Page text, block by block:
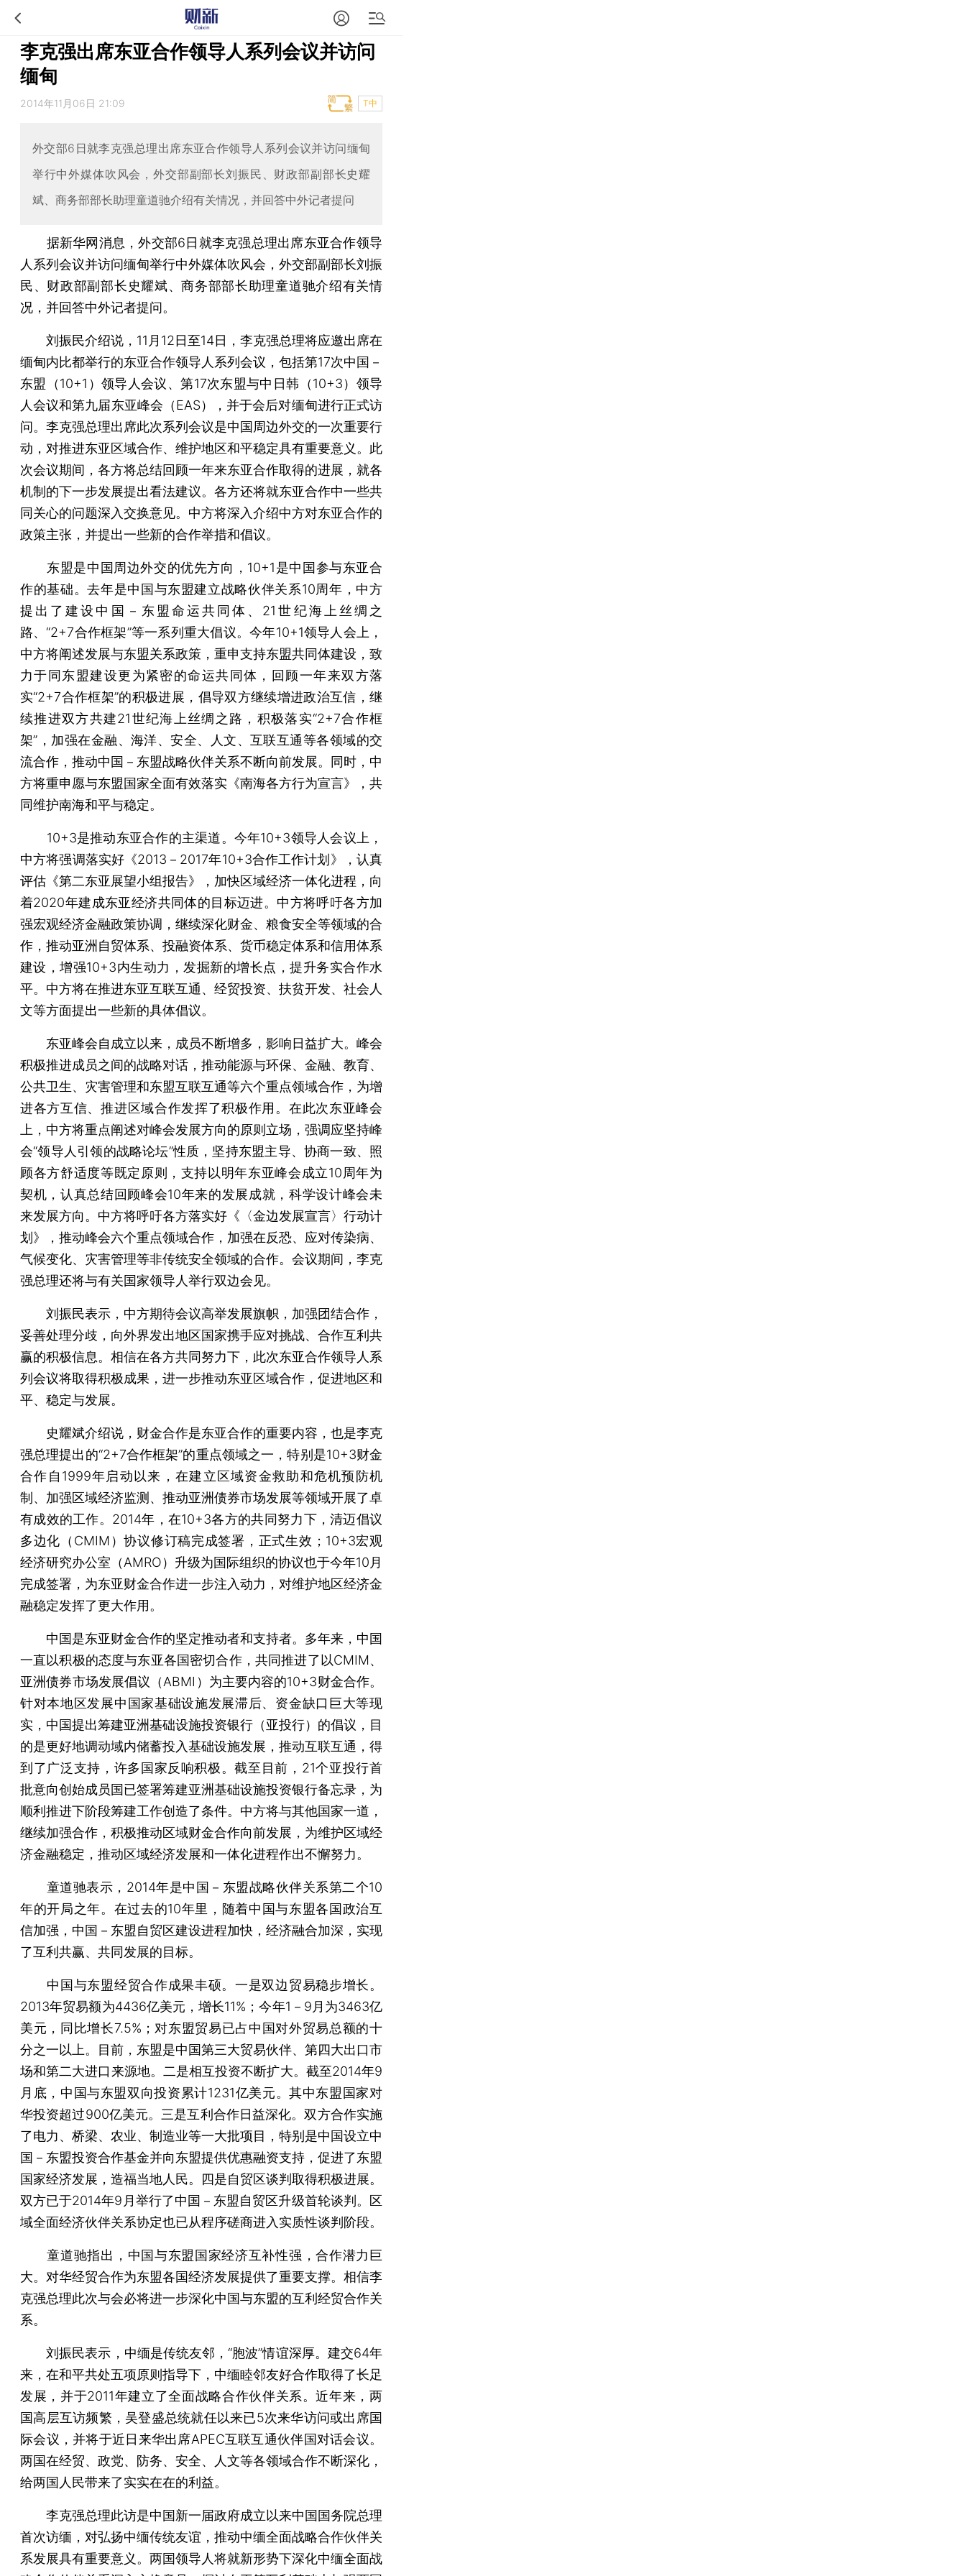
李克强出席东亚合作领导人系列会议并访问
缅甸
2014年11月06日 21:09 T中
外交部6日就李克强总理出席东亚合作领导人系列会议并访问缅甸
举行中外媒体吹风会，外交部副部长刘振民、财政部副部长史耀
斌、商务部部长助理童道驰介绍有关情况，并回答中外记者提问
据新华网消息，外交部6日就李克强总理出席东亚合作领导
人系列会议并访问缅甸举行中外媒体吹风会，外交部副部长刘振
民、财政部副部长史耀斌、商务部部长助理童道驰介绍有关情
况，并回答中外记者提问。
刘振民介绍说，11月12日至14日，李克强总理将应邀出席在
缅甸内比都举行的东亚合作领导人系列会议，包括第17次中国－
东盟（10+1）领导人会议、第17次东盟与中日韩（10+3）领导
人会议和第九届东亚峰会（EAS），并于会后对缅甸进行正式访
问。李克强总理出席此次系列会议是中国周边外交的一次重要行
动，对推进东亚区域合作、维护地区和平稳定具有重要意义。此
次会议期间，各方将总结回顾一年来东亚合作取得的进展，就各
机制的下一步发展提出看法建议。各方还将就东亚合作中一些共
同关心的问题深入交换意见。中方将深入介绍中方对东亚合作的
政策主张，并提出一些新的合作举措和倡议。
东盟是中国周边外交的优先方向，10+1是中国参与东亚合
作的基础。去年是中国与东盟建立战略伙伴关系10周年，中方
提出了建设中国－东盟命运共同体、21世纪海上丝绸之
路、“2+7合作框架”等一系列重大倡议。今年10+1领导人会上，
中方将阐述发展与东盟关系政策，重申支持东盟共同体建设，致
力于同东盟建设更为紧密的命运共同体，回顾一年来双方落
实“2+7合作框架”的积极进展，倡导双方继续增进政治互信，继
续推进双方共建21世纪海上丝绸之路，积极落实“2+7合作框
架”，加强在金融、海洋、安全、人文、互联互通等各领域的交
流合作，推动中国－东盟战略伙伴关系不断向前发展。同时，中
方将重申愿与东盟国家全面有效落实《南海各方行为宣言》，共
同维护南海和平与稳定。
10+3是推动东亚合作的主渠道。今年10+3领导人会议上，
中方将强调落实好《2013－2017年10+3合作工作计划》，认真
评估《第二东亚展望小组报告》，加快区域经济一体化进程，向
着2020年建成东亚经济共同体的目标迈进。中方将呼吁各方加
强宏观经济金融政策协调，继续深化财金、粮食安全等领域的合
作，推动亚洲自贸体系、投融资体系、货币稳定体系和信用体系
建设，增强10+3内生动力，发掘新的增长点，提升务实合作水
平。中方将在推进东亚互联互通、经贸投资、扶贫开发、社会人
文等方面提出一些新的具体倡议。
东亚峰会自成立以来，成员不断增多，影响日益扩大。峰会
积极推进成员之间的战略对话，推动能源与环保、金融、教育、
公共卫生、灾害管理和东盟互联互通等六个重点领域合作，为增
进各方互信、推进区域合作发挥了积极作用。在此次东亚峰会
上，中方将重点阐述对峰会发展方向的原则立场，强调应坚持峰
会“领导人引领的战略论坛”性质，坚持东盟主导、协商一致、照
顾各方舒适度等既定原则，支持以明年东亚峰会成立10周年为
契机，认真总结回顾峰会10年来的发展成就，科学设计峰会未
来发展方向。中方将呼吁各方落实好《〈金边发展宣言〉行动计
划》，推动峰会六个重点领域合作，加强在反恐、应对传染病、
气候变化、灾害管理等非传统安全领域的合作。会议期间，李克
强总理还将与有关国家领导人举行双边会见。
刘振民表示，中方期待会议高举发展旗帜，加强团结合作，
妥善处理分歧，向外界发出地区国家携手应对挑战、合作互利共
赢的积极信息。相信在各方共同努力下，此次东亚合作领导人系
列会议将取得积极成果，进一步推动东亚区域合作，促进地区和
平、稳定与发展。
史耀斌介绍说，财金合作是东亚合作的重要内容，也是李克
强总理提出的“2+7合作框架”的重点领域之一，特别是10+3财金
合作自1999年启动以来，在建立区域资金救助和危机预防机
制、加强区域经济监测、推动亚洲债券市场发展等领域开展了卓
有成效的工作。2014年，在10+3各方的共同努力下，清迈倡议
多边化（CMIM）协议修订稿完成签署，正式生效；10+3宏观
经济研究办公室（AMRO）升级为国际组织的协议也于今年10月
完成签署，为东亚财金合作进一步注入动力，对维护地区经济金
融稳定发挥了更大作用。
中国是东亚财金合作的坚定推动者和支持者。多年来，中国
一直以积极的态度与东亚各国密切合作，共同推进了以CMIM、
亚洲债券市场发展倡议（ABMI）为主要内容的10+3财金合作。
针对本地区发展中国家基础设施发展滞后、资金缺口巨大等现
实，中国提出筹建亚洲基础设施投资银行（亚投行）的倡议，目
的是更好地调动域内储蓄投入基础设施发展，推动互联互通，得
到了广泛支持，许多国家反响积极。截至目前，21个亚投行首
批意向创始成员国已签署筹建亚洲基础设施投资银行备忘录，为
顺利推进下阶段筹建工作创造了条件。中方将与其他国家一道，
继续加强合作，积极推动区域财金合作向前发展，为维护区域经
济金融稳定，推动区域经济发展和一体化进程作出不懈努力。
童道驰表示，2014年是中国－东盟战略伙伴关系第二个10
年的开局之年。在过去的10年里，随着中国与东盟各国政治互
信加强，中国－东盟自贸区建设进程加快，经济融合加深，实现
了互利共赢、共同发展的目标。
中国与东盟经贸合作成果丰硕。一是双边贸易稳步增长。
2013年贸易额为4436亿美元，增长11%；今年1－9月为3463亿
美元，同比增长7.5%；对东盟贸易已占中国对外贸易总额的十
分之一以上。目前，东盟是中国第三大贸易伙伴、第四大出口市
场和第二大进口来源地。二是相互投资不断扩大。截至2014年9
月底，中国与东盟双向投资累计1231亿美元。其中东盟国家对
华投资超过900亿美元。三是互利合作日益深化。双方合作实施
了电力、桥梁、农业、制造业等一大批项目，特别是中国设立中
国－东盟投资合作基金并向东盟提供优惠融资支持，促进了东盟
国家经济发展，造福当地人民。四是自贸区谈判取得积极进展。
双方已于2014年9月举行了中国－东盟自贸区升级首轮谈判。区
域全面经济伙伴关系协定也已从程序磋商进入实质性谈判阶段。
童道驰指出，中国与东盟国家经济互补性强，合作潜力巨
大。对华经贸合作为东盟各国经济发展提供了重要支撑。相信李
克强总理此次与会必将进一步深化中国与东盟的互利经贸合作关
系。
刘振民表示，中缅是传统友邻，“胞波”情谊深厚。建交64年
来，在和平共处五项原则指导下，中缅睦邻友好合作取得了长足
发展，并于2011年建立了全面战略合作伙伴关系。近年来，两
国高层互访频繁，吴登盛总统就任以来已5次来华访问或出席国
际会议，并将于近日来华出席APEC互联互通伙伴国对话会议。
两国在经贸、政党、防务、安全、人文等各领域合作不断深化，
给两国人民带来了实实在在的利益。
李克强总理此访是中国新一届政府成立以来中国国务院总理
首次访缅，对弘扬中缅传统友谊，推动中缅全面战略合作伙伴关
系发展具有重要意义。两国领导人将就新形势下深化中缅全面战